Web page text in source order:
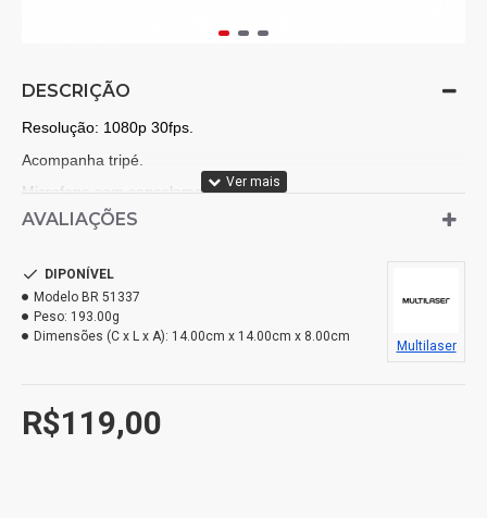
DESCRIÇÃO
Resolução: 1080p 30fps.
Acompanha tripé.
Microfone com cancelamento de ruído.
Compatibilidade: Windows 10 ou superior .
Conexão: USB e Play.
AVALIAÇÕES
R$119,00
DIPONÍVEL
Modelo BR 51337
Peso: 193.00g
Dimensões (C x L x A): 14.00cm x 14.00cm x 8.00cm
Multilaser